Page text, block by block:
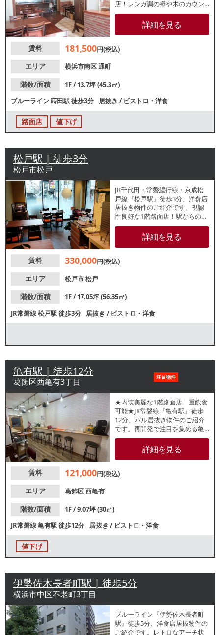
店！レンガ調の壁や木のカウン
ターで温かみのある雰囲気の内
装です。地域密着型の営業にお
すすめの物件！お気軽にお問い
詳細を見る
賃料 181,500円(税込)
エリア
横浜市南区通町
階数/面積
1F / 13.7坪 (45.3㎡)
ブルーライン蒔田駅徒歩3分 居抜き / ビストロ・洋食
路面店 値下げ
松戸駅 | 徒歩3分
松戸市松戸
JR千代田・常磐緩行線・京成松
戸線『松戸駅』徒歩3分、洋食店
居抜き物件のご紹介です。視認
性良好な1階路面店！駅からのア
クセスも良好で、ランチ・ディ
ナー共に集客が期待できます。
居抜きのため、初期投資を抑え
詳細を見る
賃料 330,000円(税込)
エリア
松戸市松戸
階数/面積
1F / 17.05坪 (56.35㎡)
JR常磐線松戸駅徒歩3分 居抜き / ビストロ・洋食
亀有駅 | 徒歩12分
葛飾区西亀有3丁目 注目物件
★内装美麗な1階路面店 重飲食
可能★JR常磐線『亀有駅』徒歩
12分、バル居抜き物件のご紹介
です。再開発で注目を集める亀
有・綾瀬エリア！周辺は住宅街
が広がり、地域住民をはじめと
した集客が見込めます。長方形
ー席・テーブル席のレイアウ
詳細を見る
賃料 121,000円(税込)
エリア
葛飾区西亀有
階数/面積
1F / 9.07坪 (30㎡)
JR常磐線亀有駅徒歩12分 居抜き / ビストロ・洋食
値下げ
伊勢佐木長者町駅 | 徒歩5分
横浜市中区不老町3丁目
ブルーライン『伊勢佐木長者町
駅』徒歩5分、洋食店居抜物件の
ご紹介です。レトロなアーチ状